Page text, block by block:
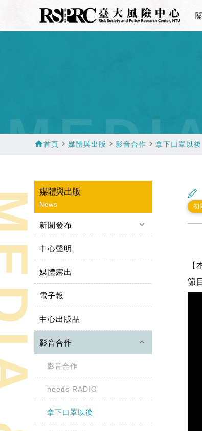
home首頁 navigate_next媒體與出版 navigate_next影音合作 navigate_next拿下口罩以後
媒體與出版
News
新聞發布 keyboard_arrow_down
中心聲明
媒體露出
電子報
中心出版品
影音合作 keyboard_arrow_up
影音合作
needs RADIO
拿下口罩以後
初
【
節